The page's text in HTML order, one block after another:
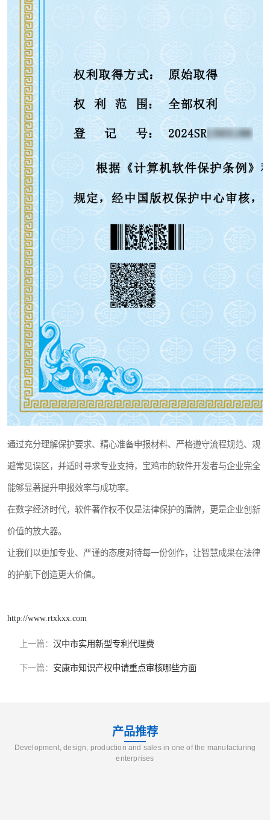
通过充分理解保护要求、精心准备申报材料、严格遵守流程规范、规
避常见误区，并适时寻求专业支持，宝鸡市的软件开发者与企业完全
能够显著提升申报效率与成功率。
在数字经济时代，软件著作权不仅是法律保护的盾牌，更是企业创新
价值的放大器。
让我们以更加专业、严谨的态度对待每一份创作，让智慧成果在法律
的护航下创造更大价值。
http://www.rtxkxx.com
上一篇： 汉中市实用新型专利代理费
下一篇： 安康市知识产权申请重点审核哪些方面
产品推荐
Development, design, production and sales in one of the manufacturing
enterprises